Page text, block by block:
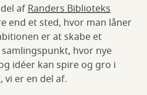
afRanders Biblioteks
end et sted, hvor man låner
er at skabe et
hvor nye
idéer kan spire og gro i
vi er en del af.